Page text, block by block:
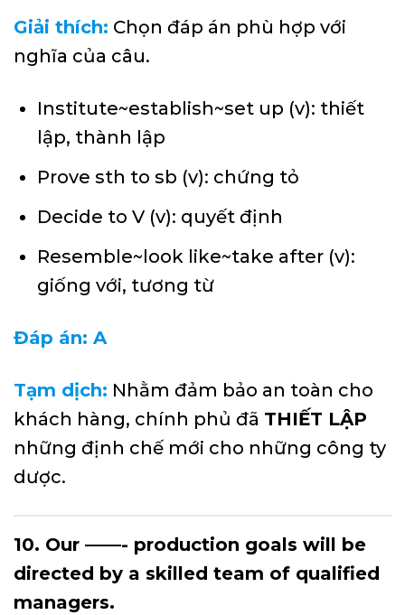
Giải thích: Chọn đáp án phù hợp với
nghĩa của câu.
Institute~establish~set up (v): thiết
lập, thành lập
Prove sth to sb (v): chứng tỏ
Decide to V (v): quyết định
Resemble~look like~take after (v):
giống với, tương từ
Đáp án: A
Tạm dịch: Nhằm đảm bảo an toàn cho
khách hàng, chính phủ đã THIẾT LẬP
những định chế mới cho những công ty
dược.
10. Our ——- production goals will be
directed by a skilled team of qualified
managers.